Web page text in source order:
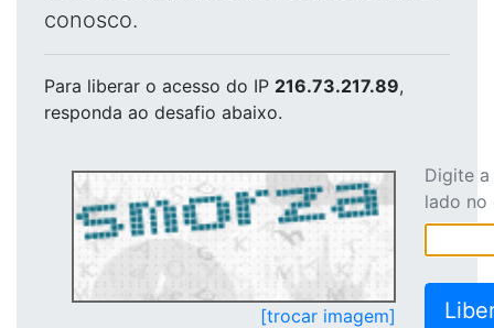
conosco.
Para liberar o acesso do IP 216.73.217.89,
responda ao desafio abaixo.
[trocar imagem]
Digite
lado no